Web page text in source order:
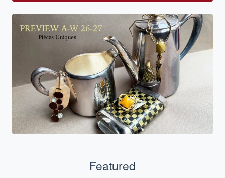
Featured